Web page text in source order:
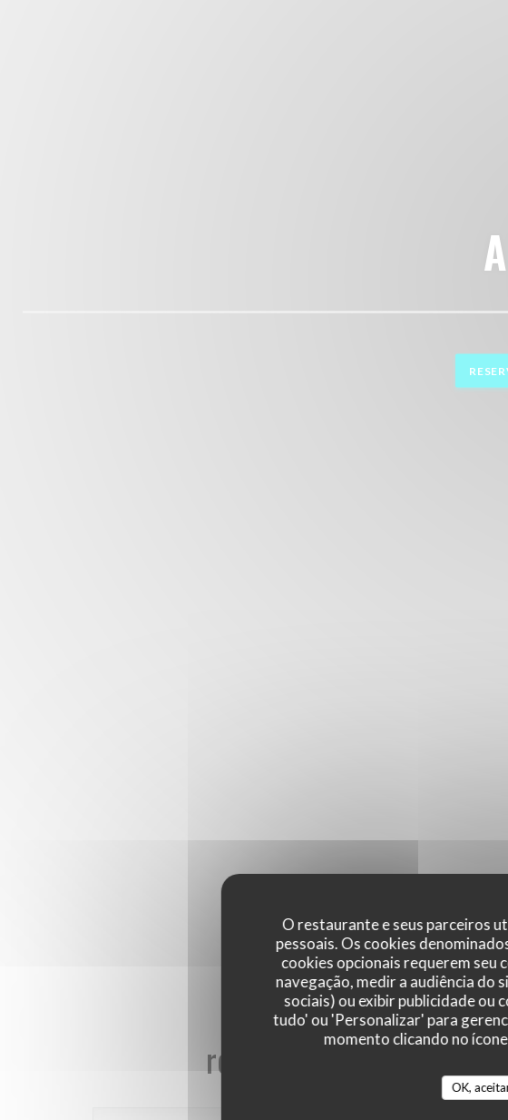
O restaurante e seus parceiros
pessoais. Os cookies
cookies opcionais requerem seu
navegação, medir a audiência do
sociais) ou exibir publicidade ou
tudo' ou 'Personalizar' para
momento clicando no
OK,